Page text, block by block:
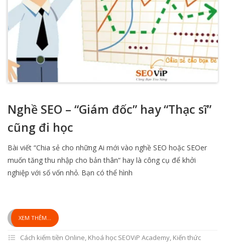
Nghề SEO – “Giám đốc” hay “Thạc sĩ”
cũng đi học
Bài viết “Chia sẻ cho những Ai mới vào nghề SEO hoặc SEOer
muốn tăng thu nhập cho bản thân“ hay là công cụ để khởi
nghiệp với số vốn nhỏ. Bạn có thể hình
XEM THÊM...
Cách kiếm tiền Online, Khoá học SEOViP Academy, Kiến thức